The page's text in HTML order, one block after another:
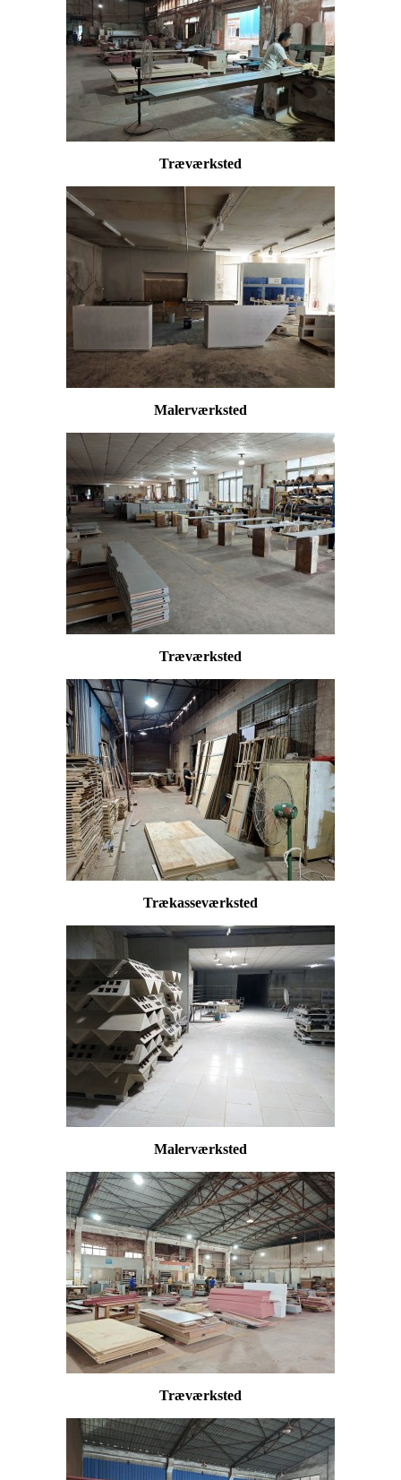
Træværksted
Malerværksted
Træværksted
Trækasseværksted
Malerværksted
Træværksted